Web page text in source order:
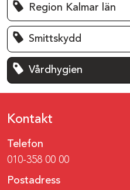
Region Kalmar län
Smittskydd
Vårdhygien
Kontakt
Telefon
010-358 00 00
Postadress